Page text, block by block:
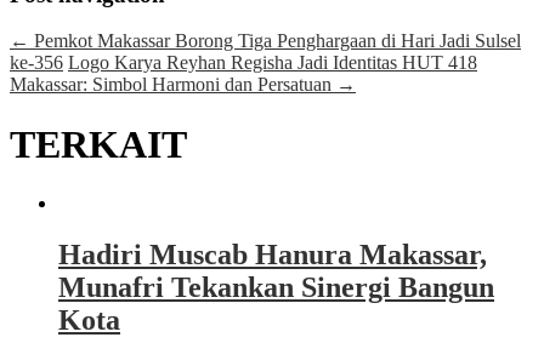
← Pemkot Makassar Borong Tiga Penghargaan di Hari Jadi Sulsel
ke-356 Logo Karya Reyhan Regisha Jadi Identitas HUT 418
Makassar: Simbol Harmoni dan Persatuan →
TERKAIT
Hadiri Muscab Hanura Makassar,
Munafri Tekankan Sinergi Bangun
Kota